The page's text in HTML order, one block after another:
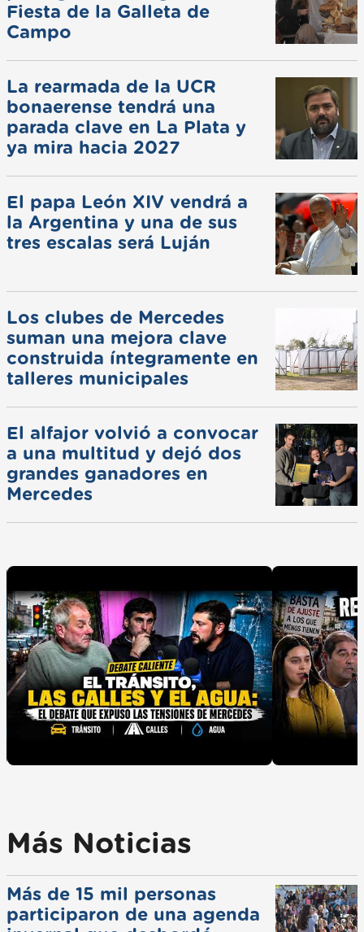
Fiesta de la Galleta de
Campo
La rearmada de la UCR
bonaerense tendrá una
parada clave en La Plata y
ya mira hacia 2027
El papa León XIV vendrá a
la Argentina y una de sus
tres escalas será Luján
Los clubes de Mercedes
suman una mejora clave
construida íntegramente en
talleres municipales
El alfajor volvió a convocar
a una multitud y dejó dos
grandes ganadores en
Mercedes
Más Noticias
Más de 15 mil personas
participaron de una agenda